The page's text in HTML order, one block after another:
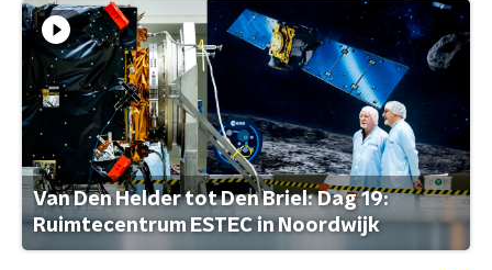
Van Den Helder tot Den Briel: Dag 19:
Ruimtecentrum ESTEC in Noordwijk